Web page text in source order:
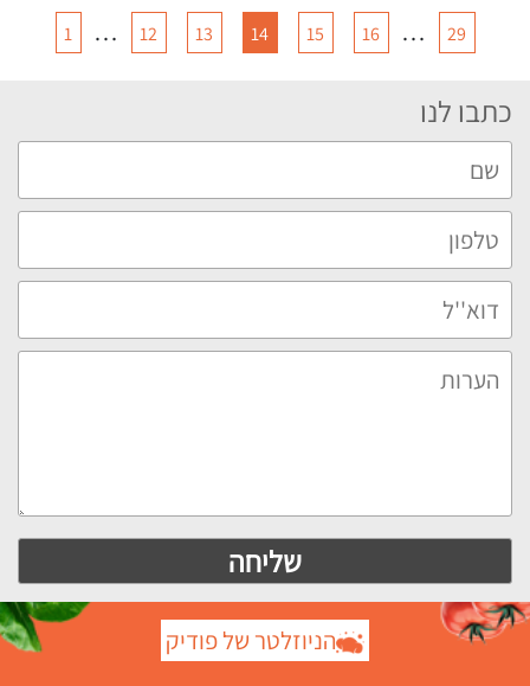
1 … 12 13 14 15 16 … 29
כתבו לנו
הניוזלטר של פודיק